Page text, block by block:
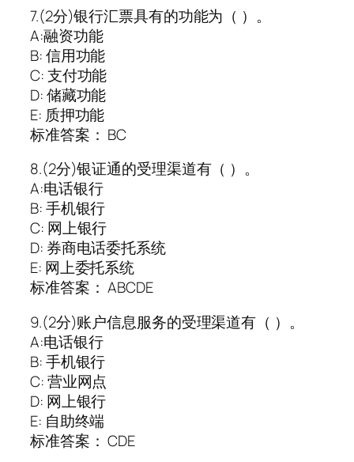
7.(2分)银行汇票具有的功能为（ ）。
A:融资功能
B: 信用功能
C: 支付功能
D: 储藏功能
E: 质押功能
标准答案： BC
8.(2分)银证通的受理渠道有（ ）。
A:电话银行
B: 手机银行
C: 网上银行
D: 券商电话委托系统
E: 网上委托系统
标准答案： ABCDE
9.(2分)账户信息服务的受理渠道有（ ）。
A:电话银行
B: 手机银行
C: 营业网点
D: 网上银行
E: 自助终端
标准答案： CDE